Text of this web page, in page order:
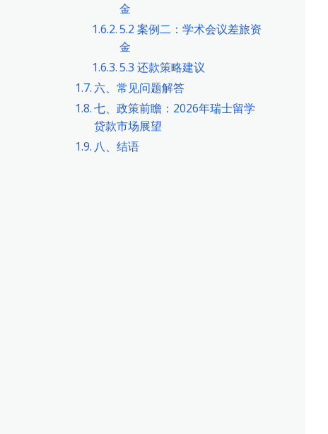
金
5.2 案例二：学术会议差旅资
金
5.3 还款策略建议
六、常见问题解答
七、政策前瞻：2026年瑞士留学
贷款市场展望
八、结语